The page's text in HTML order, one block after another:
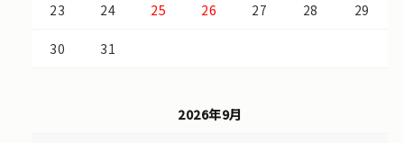
23 24 25 26 27 28 29
30 31
2026年9月